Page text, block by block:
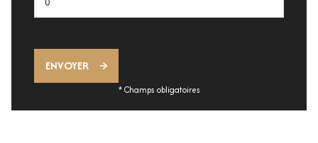
ENVOYER
* Champs obligatoires